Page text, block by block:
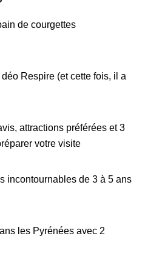
de courgettes
déo Respire (et cette fois, il a
attractions préférées et 3
votre visite
incontournables de 3 à 5 ans
les Pyrénées avec 2